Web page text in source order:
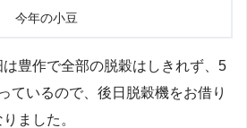
今年の小豆
豊作で全部の脱穀はしきれず、5
ているので、後日脱穀機をお借り
ました。